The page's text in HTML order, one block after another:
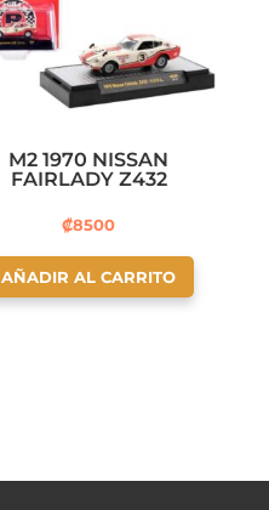
M2 1970 NISSAN
FAIRLADY Z432
₡8500
AÑADIR AL CARRITO